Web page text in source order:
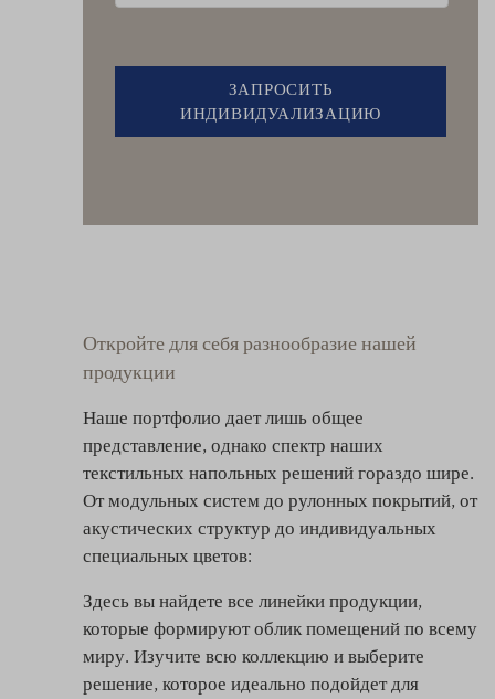
ЗАПРОСИТЬ
ИНДИВИДУАЛИЗАЦИЮ
Откройте для себя разнообразие нашей
продукции
Наше портфолио дает лишь общее
представление, однако спектр наших
текстильных напольных решений гораздо шире.
От модульных систем до рулонных покрытий, от
акустических структур до индивидуальных
специальных цветов:
Здесь вы найдете все линейки продукции,
которые формируют облик помещений по всему
миру. Изучите всю коллекцию и выберите
решение, которое идеально подойдет для